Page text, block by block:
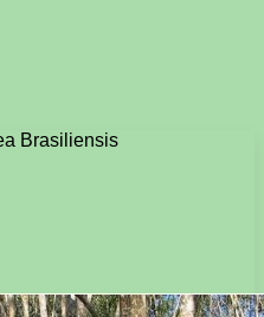
Brasiliensis